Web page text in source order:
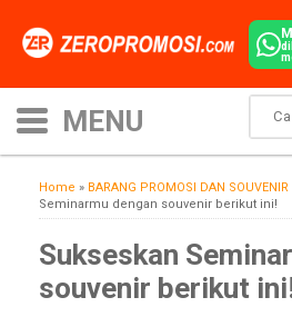
Home » BARANG PROMOSI DAN SOUVENIR
Seminarmu dengan souvenir berikut ini!
Sukseskan
souvenir berikut